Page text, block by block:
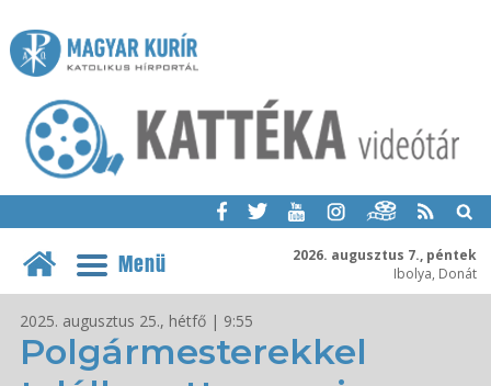
2026. augusztus 7., péntek
Ibolya, Donát
Menü
2025. augusztus 25., hétfő | 9:55
Polgármesterekkel